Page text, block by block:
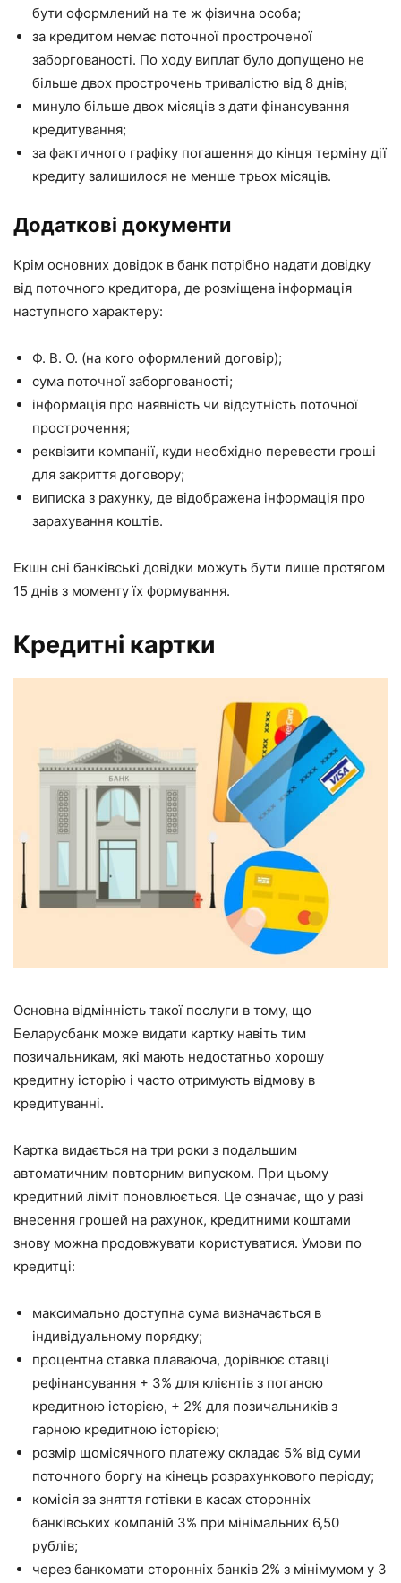
бути оформлений на те ж фізична особа;
за кредитом немає поточної простроченої
заборгованості. По ходу виплат було допущено не
більше двох прострочень тривалістю від 8 днів;
минуло більше двох місяців з дати фінансування
кредитування;
за фактичного графіку погашення до кінця терміну дії
кредиту залишилося не менше трьох місяців.
Додаткові документи
Крім основних довідок в банк потрібно надати довідку
від поточного кредитора, де розміщена інформація
наступного характеру:
Ф. В. О. (на кого оформлений договір);
сума поточної заборгованості;
інформація про наявність чи відсутність поточної
прострочення;
реквізити компанії, куди необхідно перевести гроші
для закриття договору;
виписка з рахунку, де відображена інформація про
зарахування коштів.
Екшн сні банківські довідки можуть бути лише протягом
15 днів з моменту їх формування.
Кредитні картки
Основна відмінність такої послуги в тому, що
Беларусбанк може видати картку навіть тим
позичальникам, які мають недостатньо хорошу
кредитну історію і часто отримують відмову в
кредитуванні.
Картка видається на три роки з подальшим
автоматичним повторним випуском. При цьому
кредитний ліміт поновлюється. Це означає, що у разі
внесення грошей на рахунок, кредитними коштами
знову можна продовжувати користуватися. Умови по
кредитці:
максимально доступна сума визначається в
індивідуальному порядку;
процентна ставка плаваюча, дорівнює ставці
рефінансування + 3% для клієнтів з поганою
кредитною історією, + 2% для позичальників з
гарною кредитною історією;
розмір щомісячного платежу складає 5% від суми
поточного боргу на кінець розрахункового періоду;
комісія за зняття готівки в касах сторонніх
банківських компаній 3% при мінімальних 6,50
рублів;
через банкомати сторонніх банків 2% з мінімумом у 3